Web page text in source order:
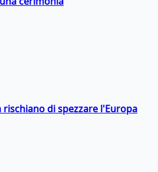
di spezzare l'Europa